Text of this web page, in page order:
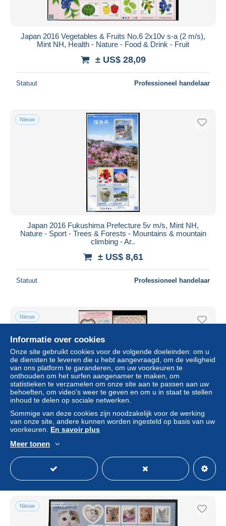
Japan 2016 Vegetables & Fruits No.6 2x10v s-a (2 m/s),
Mint NH, Health - Nature - Food & Drink - Fruit
± US$ 28,09
Statuut Professioneel handelaar
Nieuw
Japan 2016 Fukushima Prefecture 5v m/s, Mint NH,
Nature - Sport - Trees & Forests - Mountains & mountain
climbing - Ar..
± US$ 8,61
Statuut Professioneel handelaar
Nieuw
Japan 2016 Sanrio Characters 20v s-a (2 m/s), Mint NH,
Nature - Cats - Art - Comics (except Disney)
Professioneel handelaar
Nieuw
Informatie over cookies
Onze site gebruikt cookies voor de volgende doeleinden: om u
de diensten te leveren die u hebt aangevraagd, om de veiligheid
van ons platform te garanderen, om uw voorkeuren te
onthouden om het surfen aangenamer te maken, om
statistieken te verzamelen om onze site aan te passen aan uw
behoeften, om video's weer te geven en om u in staat te stellen
inhoud te delen op sociale netwerken.
Sommige van deze cookies zijn noodzakelijk voor de werking
van onze site, andere kunnen worden ingesteld op basis van uw
voorkeuren. En savoir plus
Meer tonen